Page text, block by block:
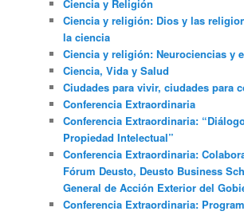
Ciencia y Religión
Ciencia y religión: Dios y las
la ciencia
Ciencia y religión: Neurociencias y
Ciencia, Vida y Salud
Ciudades para vivir, ciudades para
Conferencia Extraordinaria
Conferencia Extraordinaria:
Propiedad Intelectual”
Conferencia Extraordinaria:
Fórum Deusto, Deusto Business
General de Acción Exterior del
Conferencia Extraordinaria: